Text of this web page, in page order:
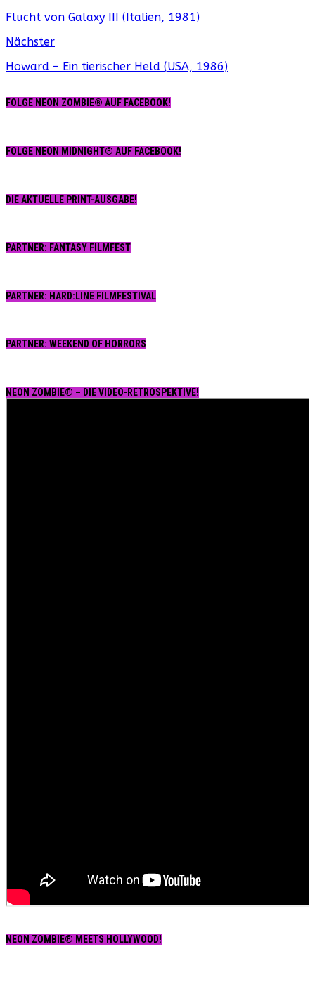
Flucht von Galaxy III (Italien, 1981)
Nächster
Howard – Ein tierischer Held (USA, 1986)
FOLGE NEON ZOMBIE® AUF FACEBOOK!
FOLGE NEON MIDNIGHT® AUF FACEBOOK!
DIE AKTUELLE PRINT-AUSGABE!
PARTNER: FANTASY FILMFEST
PARTNER: HARD:LINE FILMFESTIVAL
PARTNER: WEEKEND OF HORRORS
NEON ZOMBIE® – DIE VIDEO-RETROSPEKTIVE!
NEON ZOMBIE® MEETS HOLLYWOOD!